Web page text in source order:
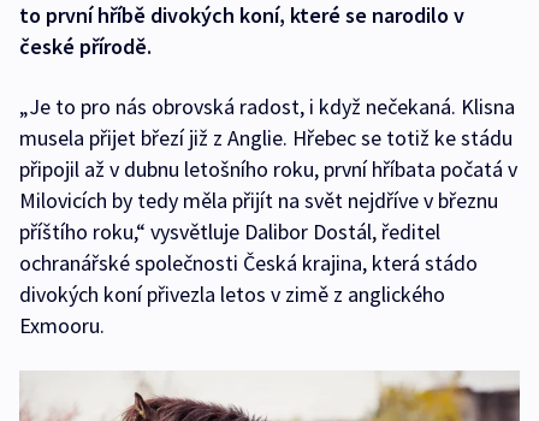
to první hříbě divokých koní, které se narodilo v
české přírodě.
„Je to pro nás obrovská radost, i když nečekaná. Klisna
musela přijet březí již z Anglie. Hřebec se totiž ke stádu
připojil až v dubnu letošního roku, první hříbata počatá v
Milovicích by tedy měla přijít na svět nejdříve v březnu
příštího roku,“ vysvětluje Dalibor Dostál, ředitel
ochranářské společnosti Česká krajina, která stádo
divokých koní přivezla letos v zimě z anglického
Exmooru.